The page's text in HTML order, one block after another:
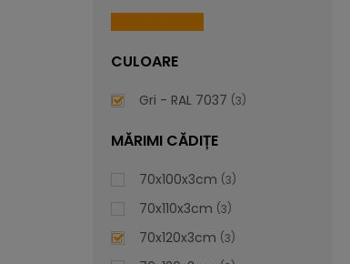
CULOARE
Gri - RAL 7037 3
MĂRIMI CĂDIȚE
70x100x3cm 3
70x110x3cm 3
70x120x3cm 3